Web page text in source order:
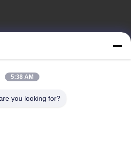
Nanhai Foshan Guangdong PR
5:38 AM
you looking for?